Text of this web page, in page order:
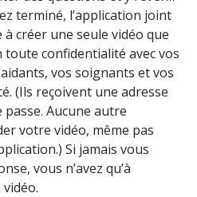
terminé, l’application joint
créer une seule vidéo que
confidentialité avec vos
vos soignants et vos
(Ils reçoivent une adresse
Aucune autre
votre vidéo, même pas
Si jamais vous
vous n’avez qu’à